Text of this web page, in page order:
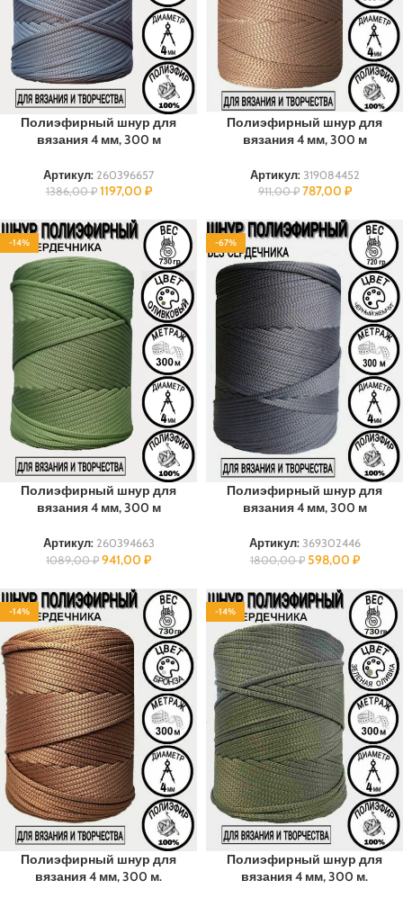
Полиэфирный шнур для
вязания 4 мм, 300 м
Артикул: 260396657
1386,00₽ 1197,00 ₽
Полиэфирный шнур для
вязания 4 мм, 300 м
Артикул: 319084452
911,00₽ 787,00 ₽
-14%
ПОЛИЭФИР
Полиэфирный шнур для
вязания 4 мм, 300 м
Артикул: 260394663
1089,00₽ 941,00 ₽
-67%
ПОЛИЭФИР
Полиэфирный шнур для
вязания 4 мм, 300 м
Артикул: 369302446
1800,00₽ 598,00 ₽
-14%
ПОЛИЭФИР
Полиэфирный шнур для
вязания 4 мм, 300 м.
-14%
ПОЛИЭФИР
Полиэфирный шнур для
вязания 4 мм, 300 м.